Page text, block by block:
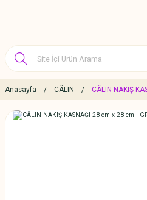
Anasayfa CÂLIN CÂLIN NAKIŞ